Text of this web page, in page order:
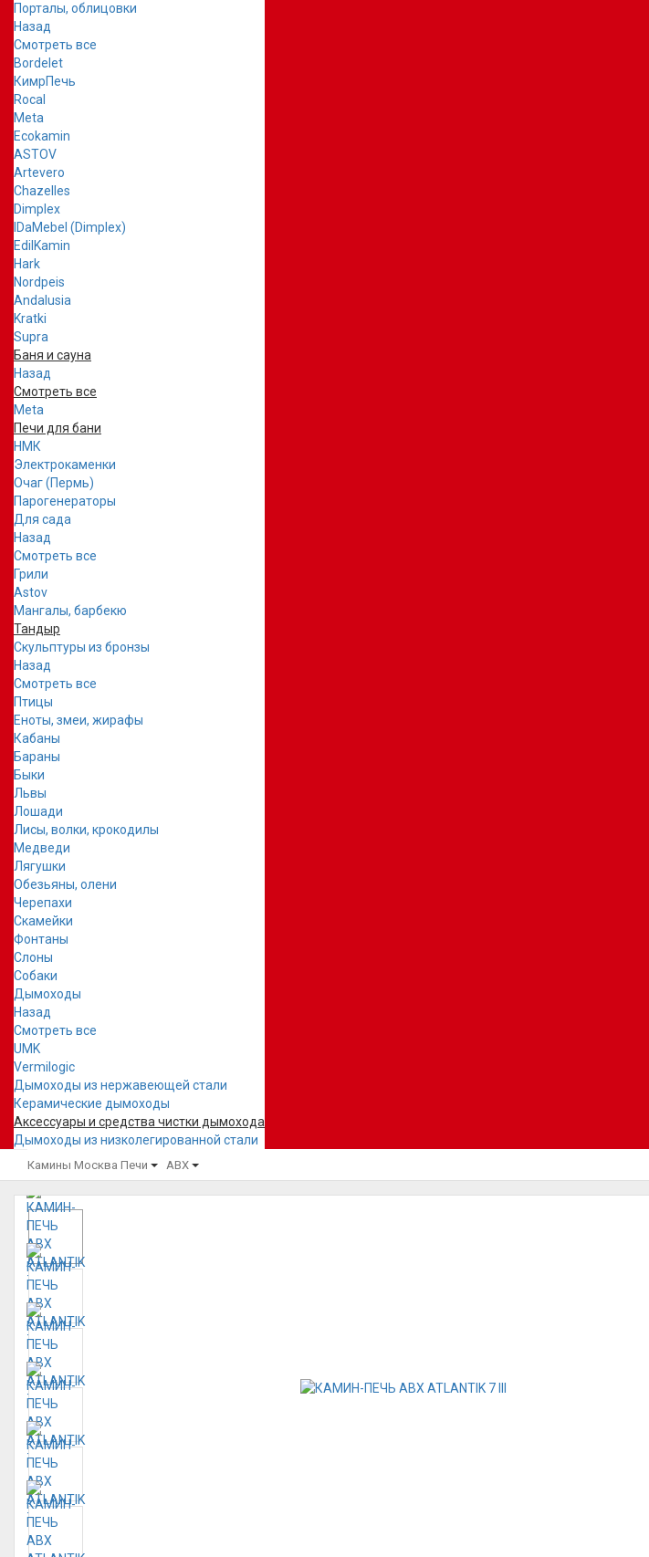
Порталы, облицовки
Назад
Смотреть все
Bordelet
КимрПечь
Rocal
Meta
Ecokamin
ASTOV
Artevero
Chazelles
Dimplex
IDaMebel (Dimplex)
EdilKamin
Hark
Nordpeis
Andalusia
Kratki
Supra
Баня и сауна
Назад
Смотреть все
Meta
Печи для бани
НМК
Электрокаменки
Очаг (Пермь)
Парогенераторы
Для сада
Назад
Смотреть все
Грили
Astov
Мангалы, барбекю
Тандыр
Скульптуры из бронзы
Назад
Смотреть все
Птицы
Еноты, змеи, жирафы
Кабаны
Бараны
Быки
Львы
Лошади
Лисы, волки, крокодилы
Медведи
Лягушки
Обезьяны, олени
Черепахи
Скамейки
Фонтаны
Слоны
Собаки
Дымоходы
Назад
Смотреть все
UMK
Vermilogic
Дымоходы из нержавеющей стали
Керамические дымоходы
Аксессуары и средства чистки дымохода
Дымоходы из низколегированной стали
Камины Москва Печи ABX